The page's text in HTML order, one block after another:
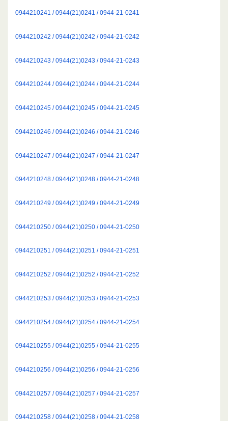
0944210241 / 0944(21)0241 / 0944-21-0241
0944210242 / 0944(21)0242 / 0944-21-0242
0944210243 / 0944(21)0243 / 0944-21-0243
0944210244 / 0944(21)0244 / 0944-21-0244
0944210245 / 0944(21)0245 / 0944-21-0245
0944210246 / 0944(21)0246 / 0944-21-0246
0944210247 / 0944(21)0247 / 0944-21-0247
0944210248 / 0944(21)0248 / 0944-21-0248
0944210249 / 0944(21)0249 / 0944-21-0249
0944210250 / 0944(21)0250 / 0944-21-0250
0944210251 / 0944(21)0251 / 0944-21-0251
0944210252 / 0944(21)0252 / 0944-21-0252
0944210253 / 0944(21)0253 / 0944-21-0253
0944210254 / 0944(21)0254 / 0944-21-0254
0944210255 / 0944(21)0255 / 0944-21-0255
0944210256 / 0944(21)0256 / 0944-21-0256
0944210257 / 0944(21)0257 / 0944-21-0257
0944210258 / 0944(21)0258 / 0944-21-0258